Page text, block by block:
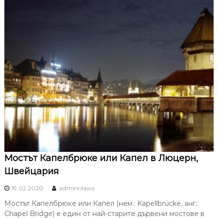
Мостът Капелбрюке или Капел в Люцерн,
Швейцария
19.02.2020 adminrilaws
Мостът Капелбрюке или Капел (нем.: Kapellbrücke, анг.:
Chapel Bridge) е един от най-старите дървени мостове в